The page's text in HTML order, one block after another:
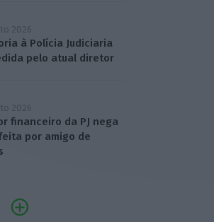
2026
à Polícia Judiciaria
pelo atual diretor
2026
financeiro da PJ nega
por amigo de